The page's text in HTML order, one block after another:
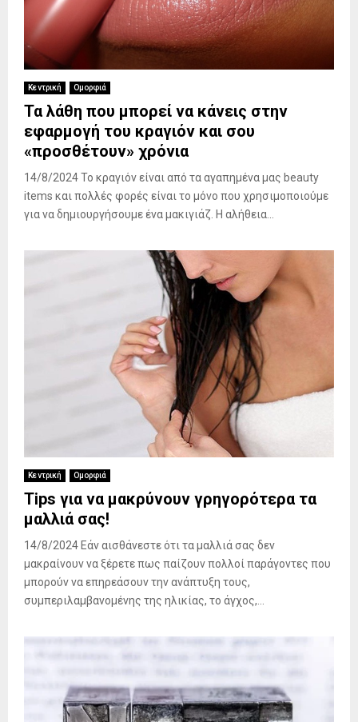
Κεντρική Ομορφιά
Τα λάθη που μπορεί να κάνεις στην
εφαρμογή του κραγιόν και σου
«προσθέτουν» χρόνια
14/8/2024 Το κραγιόν είναι από τα αγαπημένα μας beauty
items και πολλές φορές είναι το μόνο που χρησιμοποιούμε
για να δημιουργήσουμε ένα μακιγιάζ. Η αλήθεια...
Κεντρική Ομορφιά
Tips για να μακρύνουν γρηγορότερα τα
μαλλιά σας!
14/8/2024 Εάν αισθάνεστε ότι τα μαλλιά σας δεν
μακραίνουν να ξέρετε πως παίζουν πολλοί παράγοντες που
μπορούν να επηρεάσουν την ανάπτυξη τους,
συμπεριλαμβανομένης της ηλικίας, το άγχος,...